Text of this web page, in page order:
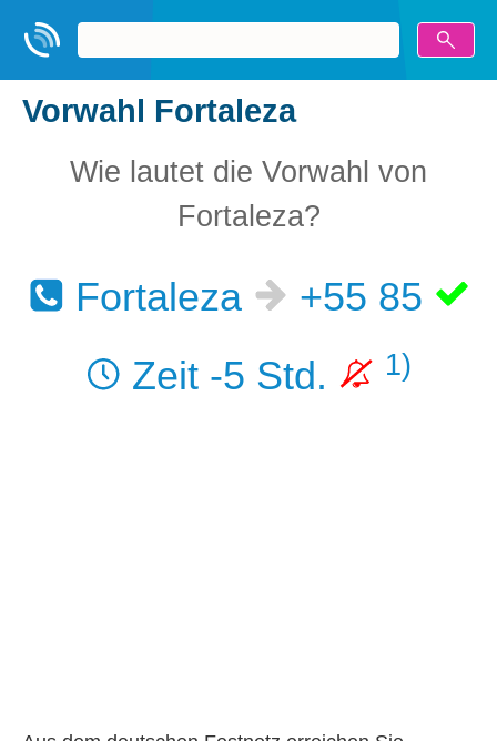
Vorwahl Fortaleza
Wie lautet die Vorwahl von
Fortaleza?
Fortaleza
+55 85
Zeit -5 Std.
1)